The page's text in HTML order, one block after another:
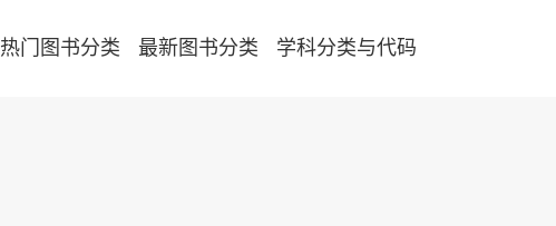
热门图书分类 最新图书分类 学科分类与代码